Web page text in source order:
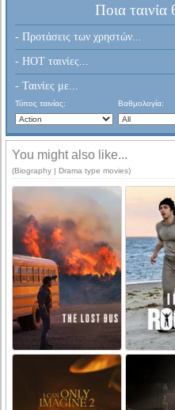
Ποια
- Προτάσεις των χρηστών...
- HOT ταινίες...
- Ταινίες με...
Τύπος ταινίας: Βαθμολογία:
You might also like...
(Biography | Drama type movies)